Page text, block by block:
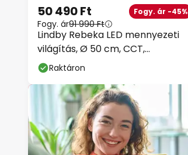
Lindby Rebeka LED mennyezeti
világítás, Ø 50 cm, CCT,
távirányítóval
50 490 Ft Fogy. ár -45%
Fogy. ár91 990 Ft
Raktáron